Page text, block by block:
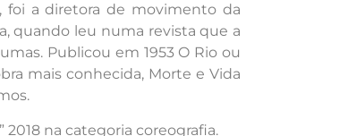
foi a diretora de movimento da
quando leu numa revista que a
Publicou em 1953 O Rio ou
mais conhecida, Morte e Vida
na categoria coreografia.